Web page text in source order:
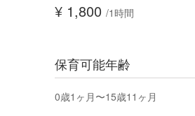
¥ 1,800 /1時間
保育可能年齢
0歳1ヶ月〜15歳11ヶ月